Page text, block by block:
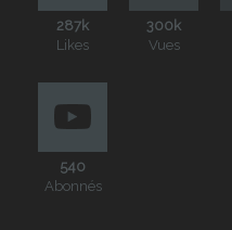
287k
Likes
300k
Vues
540
Abonnés